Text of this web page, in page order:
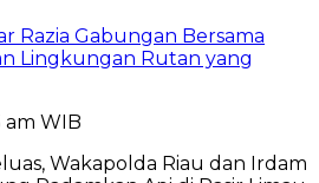
Razia Gabungan Bersama
Lingkungan Rutan yang
am WIB